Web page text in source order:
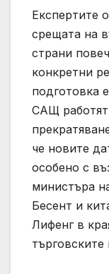
Експертите
срещата на
страни
конкретни
подготовка
САЩ работят
че новите
особено с
министъра
Бесент и
Лифенг в
търговските